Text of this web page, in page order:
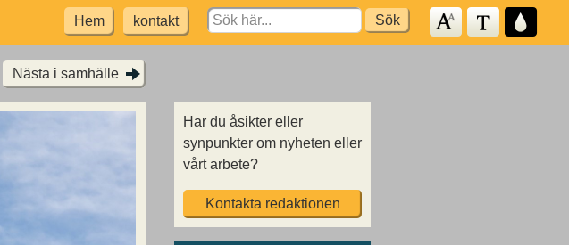
Hem kontakt
Search
for:
Nästa i samhälle
Har du åsikter eller
synpunkter om nyheten eller
vårt arbete?
Kontakta redaktionen